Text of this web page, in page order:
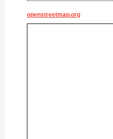
openstreetmap.org